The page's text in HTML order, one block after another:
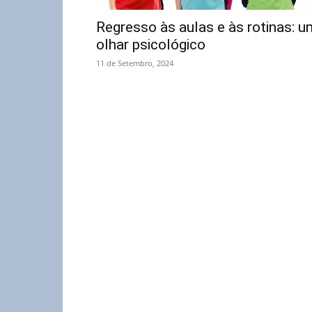
Regresso às aulas e às rotinas:
olhar psicológico
11 de Setembro, 2024